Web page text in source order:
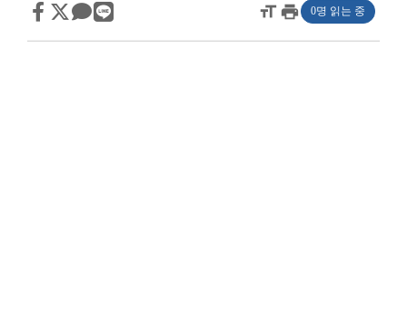
format_sizeprint 0명 읽는 중